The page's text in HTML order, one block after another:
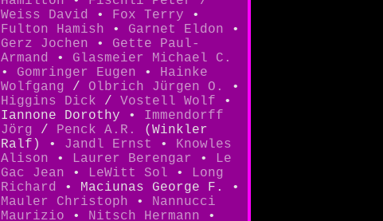
Weiss David • Fox Terry •
Fulton Hamish • Garnet Eldon •
Gerz Jochen • Gette Paul-
Armand
• Glasmeier Michael C.
• Gomringer Eugen • Hainke
Wolfgang / Olbrich Jürgen O.
•
Higgins Dick / Vostell Wolf •
Iannone Dorothy • Immendorff
Jörg / Penck A.R.
(Winkler
Ralf) • Jandl Ernst • Knowles
Alison • Laurer Berengar •
Le
Gac Jean • LeWitt Sol •
Long
Richard • Maciunas George F. •
Mauler Christoph • Nannucci
Maurizio • Nitsch Hermann •